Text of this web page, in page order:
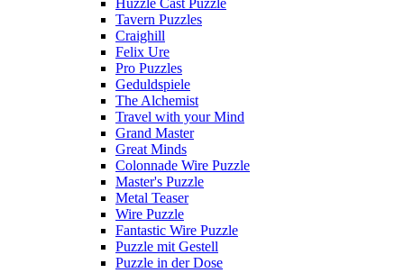
Huzzle Cast Puzzle
Tavern Puzzles
Craighill
Felix Ure
Pro Puzzles
Geduldspiele
The Alchemist
Travel with your Mind
Grand Master
Great Minds
Colonnade Wire Puzzle
Master's Puzzle
Metal Teaser
Wire Puzzle
Fantastic Wire Puzzle
Puzzle mit Gestell
Puzzle in der Dose